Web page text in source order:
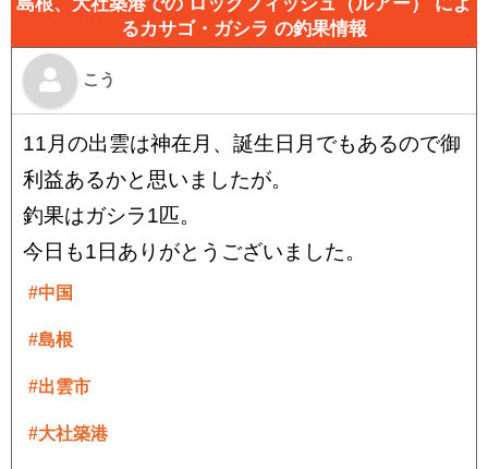
るカサゴ・ガシラ の釣果情報
こう
11月の出雲は神在月、誕生日月でもあるので御
利益あるかと思いましたが。
釣果はガシラ1匹。
今日も1日ありがとうございました。
#中国
#島根
#出雲市
#大社築港